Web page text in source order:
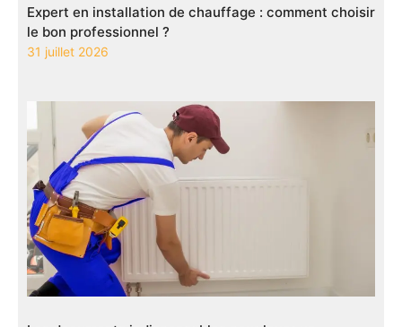
Expert en installation de chauffage : comment choisir
le bon professionnel ?
31 juillet 2026